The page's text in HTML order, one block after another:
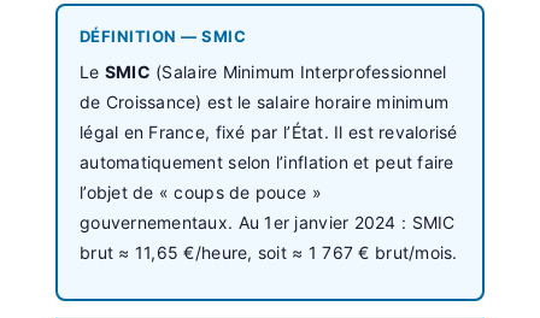
DÉFINITION — SMIC
Le SMIC (Salaire Minimum Interprofessionnel
de Croissance) est le salaire horaire minimum
légal en France, fixé par l’État. Il est revalorisé
automatiquement selon l’inflation et peut faire
l’objet de « coups de pouce »
gouvernementaux. Au 1er janvier 2024 : SMIC
brut ≈ 11,65 €/heure, soit ≈ 1 767 € brut/mois.